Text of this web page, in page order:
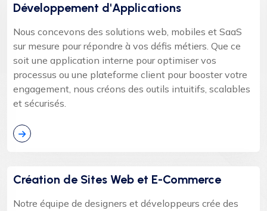
Développement d'Applications
Nous concevons des solutions web, mobiles et SaaS
sur mesure pour répondre à vos défis métiers. Que ce
soit une application interne pour optimiser vos
processus ou une plateforme client pour booster votre
engagement, nous créons des outils intuitifs, scalables
et sécurisés.
Création de Sites Web et E-Commerce
Notre équipe de designers et développeurs crée des